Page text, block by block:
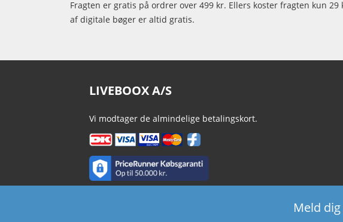
Fragten er gratis på ordrer over 499 kr. Ellers koster fragten kun 29
af digitale bøger er altid gratis.
LIVEBOOX A/S
Vi modtager de almindelige betalingskort.
Meld